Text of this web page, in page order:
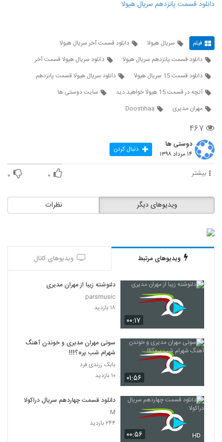
دانلود قسمت پانزدهم سریال هیولا
فیلم سریال هیولا
دانلود قسمت آخر سریال هیولا
دانلود قسمت پانزدهم سریال هیولا
دانلود سریال هیولا قسمت آخر
دانلود قسمت 15 سریال هیولا
دانلود سریال هیولا قسمت پانزدهم
آنچه در قسمت 15 هیولا خواهید دید
سایت دوستی ها
مهران مدیری
Doostihaa
۴۶۷
دوستی ها
۱۴ مرداد ۱۳۹۸ دنبال کردن
بیشتر ۰ ۰
نظرات ویدیوهای دیگر
ویدیوهای مرتبط ویدیوهای کانال
۰۰:۱۷
دلنوشته زیبا از مهران مدیری
parsmusic
۱۸ بازدید
۰۱:۵۶
سوتی مهران مدیری و خوندن آهنگ
شهرام شب پره؟!!!
بابک زرندی فرد
۱۰ بازدید
۰۰:۵۶ HD
دانلود قسمت چهاردهم سریال دراکولا
M
۲۴۴ بازدید